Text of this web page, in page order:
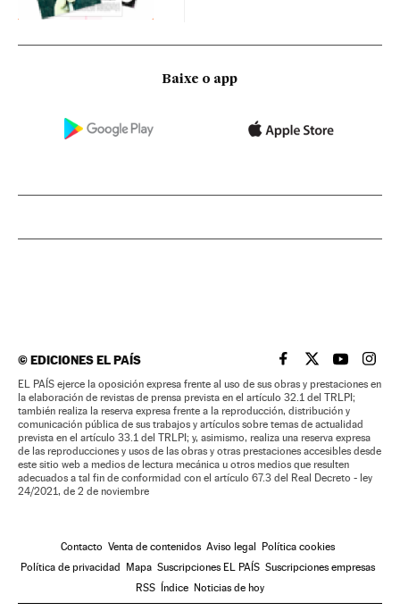
Baixe o app
©EDICIONES EL PAÍS EL PAÍS BRASIL EN
EL PAÍSEL PAÍS
EL
EL PAÍS ejerce la oposición expresa frente al uso de sus obras y prestaciones en
la elaboración de revistas de prensa prevista en el artículo 32.1 del TRLPI;
también realiza la reserva expresa frente a la reproducción, distribución y
comunicación pública de sus trabajos y artículos sobre temas de actualidad
prevista en el artículo 33.1 del TRLPI; y, asimismo, realiza una reserva expresa
de las reproducciones y usos de las obras y otras prestaciones accesibles desde
este sitio web a medios de lectura mecánica u otros medios que resulten
adecuados a tal fin de conformidad con el artículo 67.3 del Real Decreto - ley
24/2021, de 2 de noviembre
Contacto Venta de contenidos Aviso legal Política cookies
Política de privacidad Mapa Suscripciones EL PAÍS Suscripciones empresas
RSS Índice Noticias de hoy